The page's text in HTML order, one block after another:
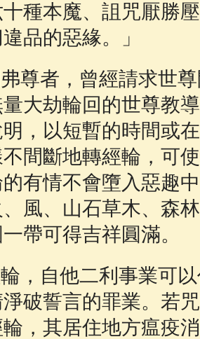
種本魔、詛咒厭勝
品的惡緣。」
尊者，曾經請求世
大劫輪回的世尊教
，以短暫的時間或
間斷地轉經輪，可
有情不會墮入惡趣
風、山石草木、森
帶可得吉祥圓滿。
，自他二利事業可
破誓言的罪業。若
，其居住地方瘟疫